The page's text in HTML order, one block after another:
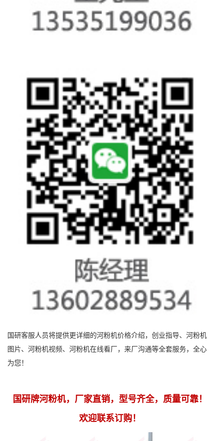
国研客服人员将提供更详细的河粉机价格介绍，创业指导、河粉机
图片、河粉机视频、河粉机在线看厂，来厂沟通等全套服务，全心
为您！
国研牌河粉机，厂家直销，型号齐全，质量可靠！
欢迎联系订购！